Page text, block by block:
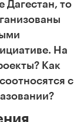
Дагестан, то
На
Как
с